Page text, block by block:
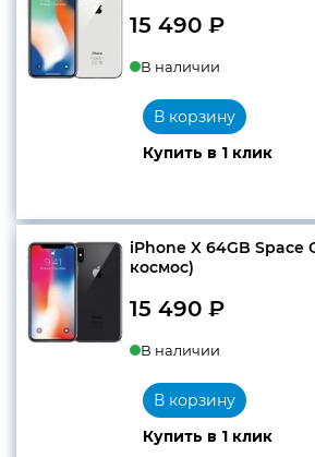
15 490 ₽
В наличии
Купить в 1 клик
В корзину
iPhone X 64GB Space
космос)
15 490 ₽
В наличии
Купить в 1 клик
В корзину